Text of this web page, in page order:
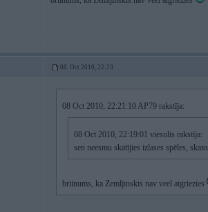
08. Oct 2010, 22:23
08 Oct 2010, 22:21:10 AP79 rakstīja:
08 Oct 2010, 22:19:01 viesulis rakstīja:
sen neesmu skatījies izlases spēles,
briinums, ka Zemljinskis nav veel atgriezies